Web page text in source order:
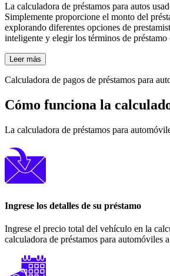
La calculadora de préstamos para autos
Simplemente proporcione el monto del
explorando diferentes opciones de
inteligente y elegir los términos de
Leer más
Calculadora de pagos de préstamos para
Cómo funciona la
La calculadora de préstamos para
Ingrese los detalles de su préstamo
Ingrese el precio total del vehículo en la
calculadora de préstamos para automóviles